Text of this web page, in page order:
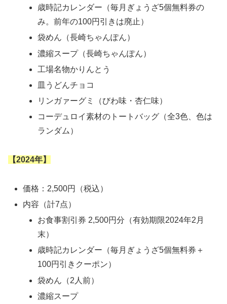
歳時記カレンダー（毎月ぎょうざ5個無料券の
み。前年の100円引きは廃止）
袋めん（長崎ちゃんぽん）
濃縮スープ（長崎ちゃんぽん）
工場名物かりんとう
皿うどんチョコ
リンガァーグミ（びわ味・杏仁味）
コーデュロイ素材のトートバッグ（全3色、色は
ランダム）
【2024年】
価格：2,500円（税込）
内容（計7点）
お食事割引券 2,500円分（有効期限2024年2月
末）
歳時記カレンダー（毎月ぎょうざ5個無料券＋
100円引きクーポン）
袋めん（2人前）
濃縮スープ